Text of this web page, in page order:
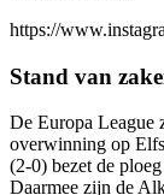
https://
Stand van
De Europa League
overwinning op
(2-0) bezet de
Daarmee zijn de